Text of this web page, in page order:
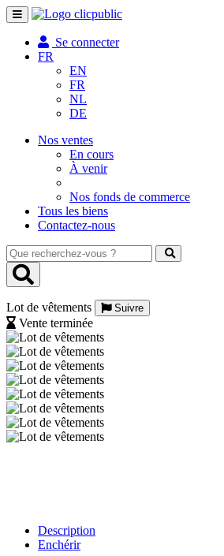
Toggle
navigation
Se connecter
FR
EN
FR
NL
DE
Nos ventes
En cours
À venir
Nos fonds de commerce
Tous les biens
Contactez-nous
Que
recherchez-
vous
Lot de vêtements
Suivre
Vente terminée
Description
Enchérir